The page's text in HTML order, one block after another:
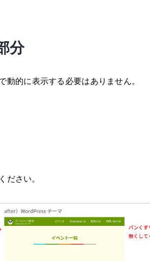
分
的に表示する必要はありません。
さい。